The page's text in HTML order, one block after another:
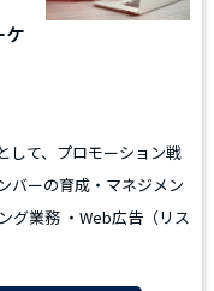
ケ
して、プロモーション戦
バーの育成・マネジメン
グ業務 ・Web広告（リス